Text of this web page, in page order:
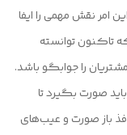
امر نقش مهمی را ایفا
تاکنون توانسته
را جوابگو باشد.
باید صورت بگیرد تا
باز صورت و عیب‌های